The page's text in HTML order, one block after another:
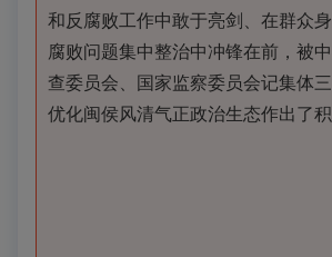
和反腐败工作中敢于亮剑、在群众
腐败问题集中整治中冲锋在前，被
查委员会、国家监察委员会记集体
优化闽侯风清气正政治生态作出了积